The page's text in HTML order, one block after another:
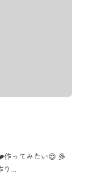
作ってみたい😍 多
...